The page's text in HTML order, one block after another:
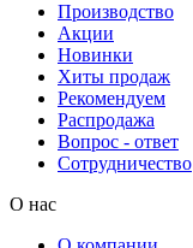
Производство
Акции
Новинки
Хиты продаж
Рекомендуем
Распродажа
Вопрос - ответ
Сотрудничество
О нас